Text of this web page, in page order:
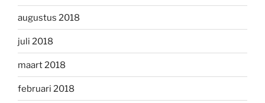
augustus 2018
juli 2018
maart 2018
februari 2018